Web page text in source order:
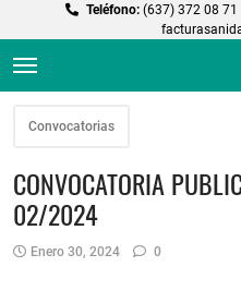
Teléfono: (637) 372 08
Convocatorias
CONVOCATORIA
02/2024
Enero 30, 2024 0